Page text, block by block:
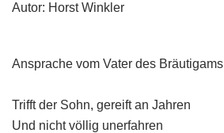
Autor: Horst Winkler
Ansprache vom Vater des Bräutigams
Trifft der Sohn, gereift an Jahren
Und nicht völlig unerfahren